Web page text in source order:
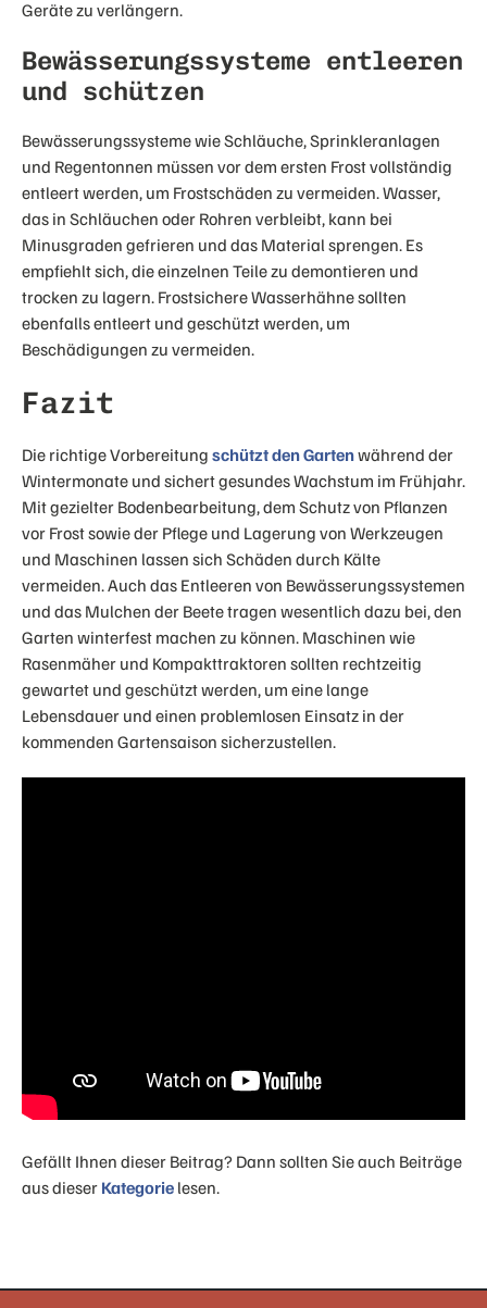
Geräte zu verlängern.
Bewässerungssysteme entleeren
und schützen
Bewässerungssysteme wie Schläuche, Sprinkleranlagen
und Regentonnen müssen vor dem ersten Frost vollständig
entleert werden, um Frostschäden zu vermeiden. Wasser,
das in Schläuchen oder Rohren verbleibt, kann bei
Minusgraden gefrieren und das Material sprengen. Es
empfiehlt sich, die einzelnen Teile zu demontieren und
trocken zu lagern. Frostsichere Wasserhähne sollten
ebenfalls entleert und geschützt werden, um
Beschädigungen zu vermeiden.
Fazit
Die richtige Vorbereitung schützt den Gartenwährend der
Wintermonate und sichert gesundes Wachstum im Frühjahr.
Mit gezielter Bodenbearbeitung, dem Schutz von Pflanzen
vor Frost sowie der Pflege und Lagerung von Werkzeugen
und Maschinen lassen sich Schäden durch Kälte
vermeiden. Auch das Entleeren von Bewässerungssystemen
und das Mulchen der Beete tragen wesentlich dazu bei, den
Garten winterfest machen zu können. Maschinen wie
Rasenmäher und Kompakttraktoren sollten rechtzeitig
gewartet und geschützt werden, um eine lange
Lebensdauer und einen problemlosen Einsatz in der
kommenden Gartensaison sicherzustellen.
Gefällt Ihnen dieser Beitrag? Dann sollten Sie auch Beiträge
aus dieser Kategorie lesen.